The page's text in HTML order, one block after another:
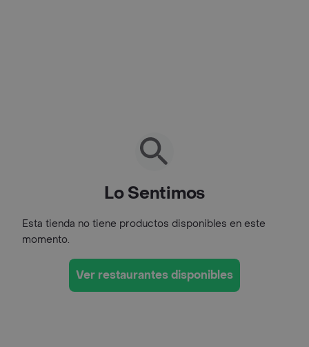
Lo Sentimos
Esta tienda no tiene productos disponibles en este
momento.
Ver restaurantes disponibles